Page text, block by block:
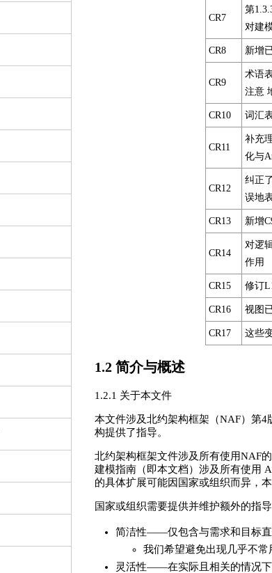
CR7
第
对建
CR8 新增
CR9
术语
注意
CR10 词汇
CR11
补充
化与
CR12
纠正
误地
CR13 新增
CR14
对逻
作用
CR15 修订
CR16 视图
CR17 这些
1.2 简介与概述
1.2.1 关于本文件
本文件涉及北约架构框架（NAF）第
构提供了指导。
北约架构框架文件涉及所有使用NAF
建模指南（即本文档）涉及所有使用
的具体扩展可能因国家或组织而异，
国家或组织需要提供并维护额外的指
简洁性——仅包含与需求和目标直
我们希望避免出现几乎不常
灵活性——在实际且相关的情况下